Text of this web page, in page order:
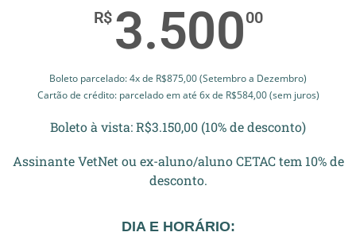
R$ 3.50000
Boleto parcelado: 4x de R$875,00 (Setembro a Dezembro)
Cartão de crédito: parcelado em até 6x de R$584,00 (sem juros)
Boleto à vista: R$3.150,00 (10% de desconto)
Assinante VetNet ou ex-aluno/aluno CETAC tem 10% de
desconto.
DIA E HORÁRIO: